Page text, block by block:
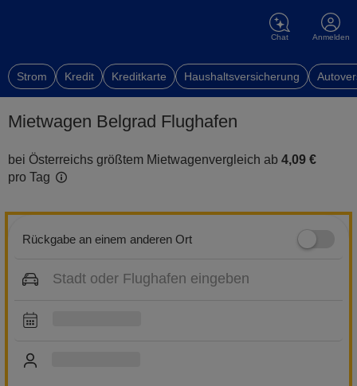
Chat Anmelden
Strom Kredit Kreditkarte Haushaltsversicherung
Mietwagen Belgrad Flughafen
bei Österreichs größtem Mietwagenvergleich ab 4,09 €
pro Tag
Rückgabe an einem anderen Ort